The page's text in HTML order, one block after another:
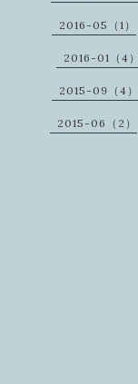
2016-05（1）
2016-01（4）
2015-09（4）
2015-06（2）